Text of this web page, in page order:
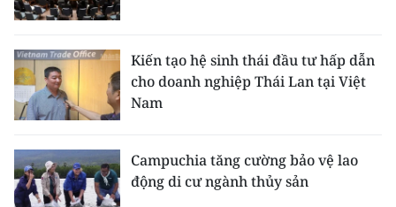
Đồng bằng sông Cửu Long
Chuyên trang Hà Nội
Chuyên trang TP. Hồ Chí Minh
CÁC CHUYÊN TRANG
Kiến tạo hệ sinh thái đầu tư hấp dẫn
cho doanh nghiệp Thái Lan tại Việt
Nam
Campuchia tăng cường bảo vệ lao
động di cư ngành thủy sản